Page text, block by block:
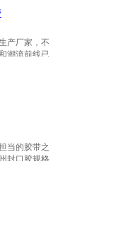
产厂家，不
潮流前线已
当的胶带之
封口胶规格